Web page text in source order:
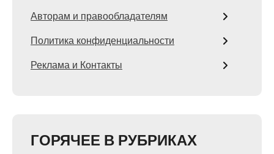
Авторам и правообладателям
Политика конфиденциальности
Реклама и Контакты
ГОРЯЧЕЕ В РУБРИКАХ